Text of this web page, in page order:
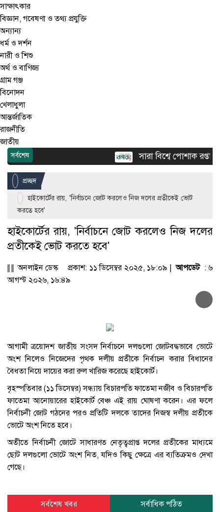
সাক্ষাৎকার
বিজ্ঞান, গবেষণা ও তথ্য প্রযুক্তি
অন্যান্য
ধর্ম ও দর্শন
নারী ও শিশু
অর্থ ও বাণিজ্য
গ্রাম গঞ্জ
বিনোদন
খেলাধুলা
আন্তর্জাতিক
রাজনীতি
জাতীয়
সর্বশেষ সারা বিশ্বে পোশাক
প্রচ্ছদ
হাইকোর্টের রায়, 'নির্বাচনে জোট করলেও নিজ দলের প্রতীকেই ভোট
করতে হবে'
হাইকোর্টের রায়, 'নির্বাচনে জোট করলেও নিজ দলের
প্রতীকেই ভোট করতে হবে'
অনলাইন ডেস্ক প্রকাশ: ১১ ডিসেম্বর ২০২৫, ১৮:০৯ |আপডেট: ৬
আগস্ট ২০২৬, ১৬:৪৯
আগামী ত্রয়োদশ জাতীয় সংসদ নির্বাচনে দলগুলো জোটবদ্ধভাবে ভোটে
অংশ নিলেও নিজেদের পৃথক দলীয় প্রতীকে নির্বাচন করার বিধানের
বৈধতা নিয়ে দায়ের করা রুল খারিজ করেছে হাইকোর্ট।
বৃহস্পতিবার (১১ ডিসেম্বর) সন্ধ্যায় বিচারপতি ফাতেমা নজীব ও বিচারপতি
ফাতেমা আনোয়ারের হাইকোর্ট বেঞ্চ এই রায় ঘোষণা করেন। এর ফলে
নির্বাচনী জোট গঠনের পরও প্রতিটি দলকে তাদের নিজস্ব দলীয় প্রতীকে
ভোটে অংশ নিতে হবে।
অতীতে নির্বাচনী জোটে সাধারণত নেতৃত্বপ্রাপ্ত দলের প্রতীকের মাধ্যমে
ছোট দলগুলো ভোটে অংশ নিত, যদিও কিছু ক্ষেত্রে এর ব্যতিক্রমও দেখা
গেছে।
সর্বশেষ খবর সর্বাধিক পঠিত